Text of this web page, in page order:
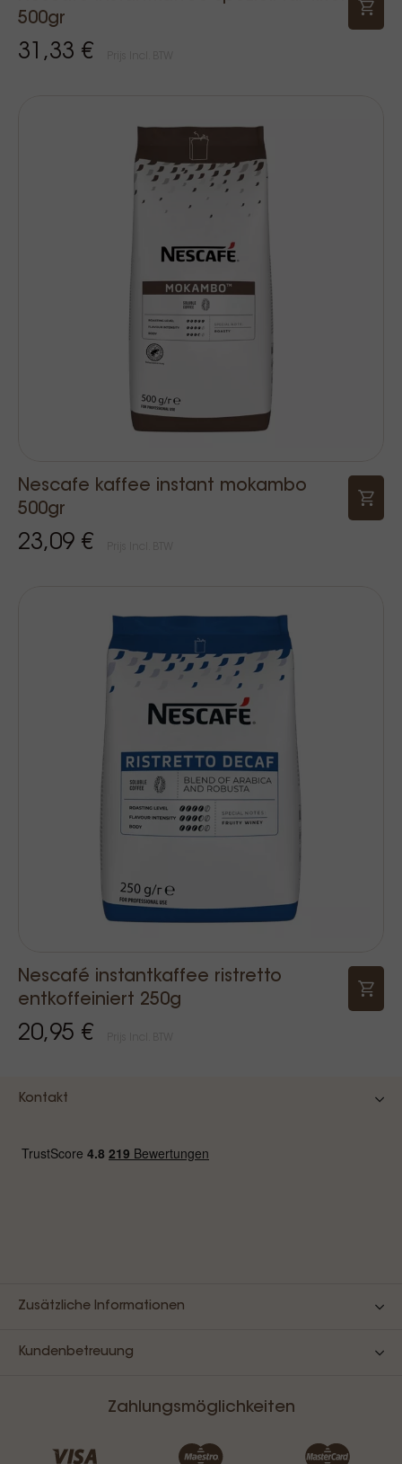
500gr
31,33 €
Nescafe kaffee instant mokambo
500gr
23,09 €
Nescafé instantkaffee ristretto
entkoffeiniert 250g
20,95 €
Kontakt
Zusätzliche Informationen
Kundenbetreuung
Zahlungsmöglichkeiten